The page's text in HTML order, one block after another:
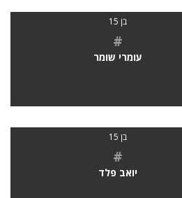
בן 15
#
עומרי שומר
בן 15
#
יואב פלד